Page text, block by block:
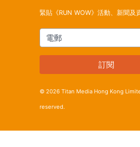
緊貼《RUN WOW》活動、新聞及
電郵
訂閱
© 2026 Titan Media Hong Kong
reserved.